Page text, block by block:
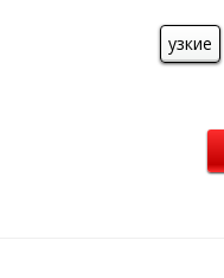
узкие